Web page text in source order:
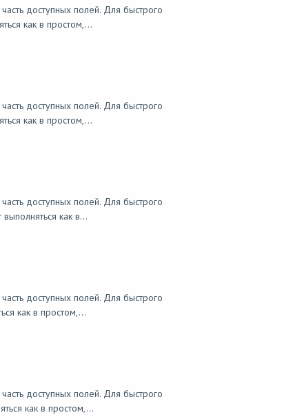
доступных полей. Для быстрого
как в простом,...
доступных полей. Для быстрого
как в простом,...
доступных полей. Для быстрого
как в...
доступных полей. Для быстрого
как в простом,...
доступных полей. Для быстрого
как в простом,...